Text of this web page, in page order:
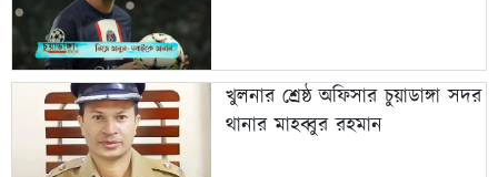
খুলনার শ্রেষ্ঠ অফিসার চুয়াডাঙ্গা সদর
থানার মাহব্বুর রহমান